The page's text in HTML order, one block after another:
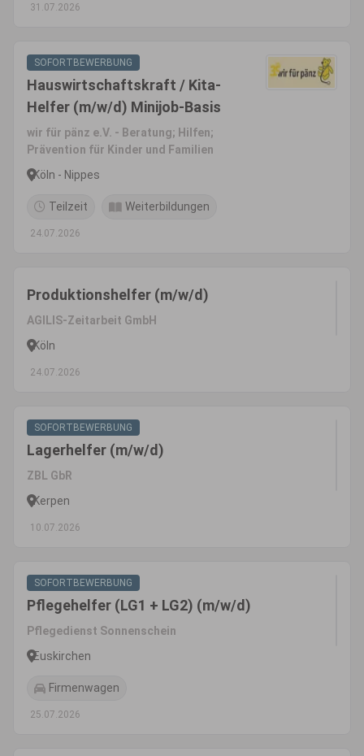
31.07.2026
SOFORTBEWERBUNG
Hauswirtschaftskraft / Kita-
Helfer (m/w/d) Minijob-Basis
wir für pänz e.V. - Beratung; Hilfen;
Prävention für Kinder und Familien
Köln - Nippes
Teilzeit Weiterbildungen
24.07.2026
Produktionshelfer (m/w/d)
AGILIS-Zeitarbeit GmbH
Köln
24.07.2026
SOFORTBEWERBUNG
Lagerhelfer (m/w/d)
ZBL GbR
Kerpen
10.07.2026
SOFORTBEWERBUNG
Pflegehelfer (LG1 + LG2) (m/w/d)
Pflegedienst Sonnenschein
Euskirchen
Firmenwagen
25.07.2026